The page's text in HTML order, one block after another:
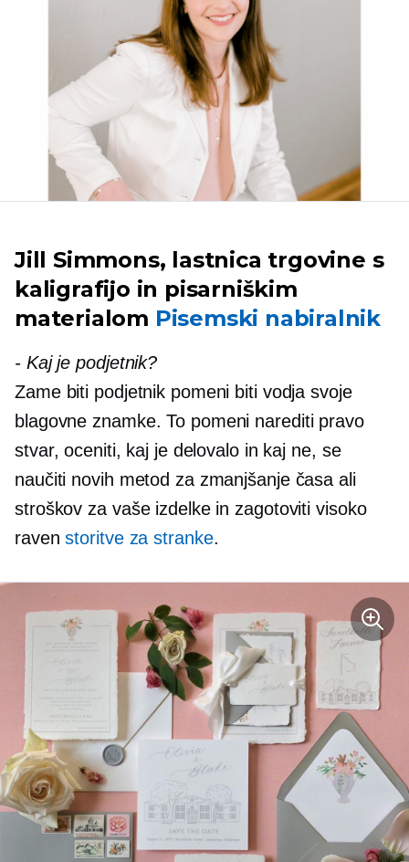
Jill Simmons, lastnica trgovine s
kaligrafijo in pisarniškim
materialom Pisemski nabiralnik
-Kaj je podjetnik?
Zame biti podjetnik pomeni biti vodja svoje
blagovne znamke. To pomeni narediti pravo
stvar, oceniti, kaj je delovalo in kaj ne, se
naučiti novih metod za zmanjšanje časa ali
stroškov za vaše izdelke in zagotoviti visoko
ravenstoritve za stranke.